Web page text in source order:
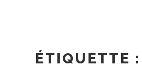
ÉTIQUETTE :